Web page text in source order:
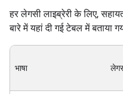
हर लेगसी लाइब्रेरी के लिए,
बारे में यहां दी गई टेबल में बताया
भाषा